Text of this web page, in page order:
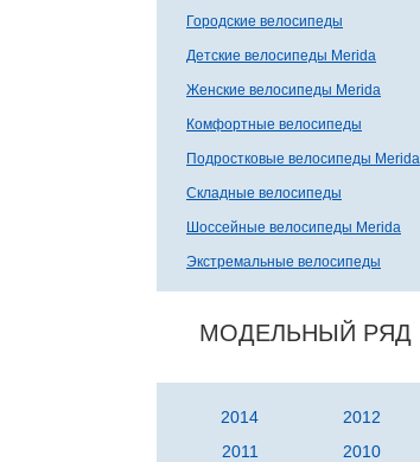
Городские велосипеды
Детские велосипеды Merida
Женские велосипеды Merida
Комфортные велосипеды
Подростковые велосипеды Merida
Складные велосипеды
Шоссейные велосипеды Merida
Экстремальные велосипеды
МОДЕЛЬНЫЙ РЯД
2014
2012
2011
2010